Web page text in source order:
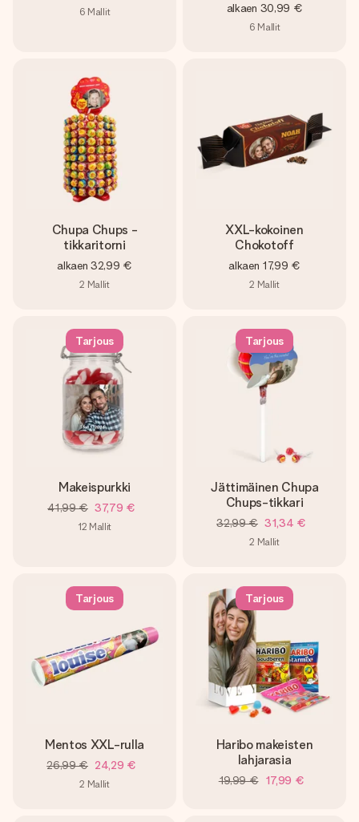
6 Mallit alkaen 30,99 €
6 Mallit
Chupa Chups -
tikkaritorni
alkaen 32,99 €
2 Mallit
XXL-kokoinen
Chokotoff
alkaen 17,99 €
2 Mallit
Tarjous
Makeispurkki
41,99 € 37,79 €
12 Mallit
Tarjous
Jättimäinen Chupa
Chups-tikkari
32,99 € 31,34 €
2 Mallit
Tarjous
Mentos XXL-rulla
26,99 € 24,29 €
2 Mallit
Tarjous
Haribo makeisten
lahjarasia
19,99 € 17,99 €